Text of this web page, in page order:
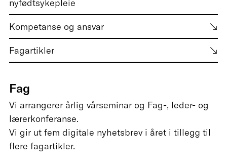
nyfødtsykepleie
Kompetanse og ansvar
Fagartikler
Fag
Vi arrangerer årlig vårseminar og Fag-, leder- og
lærerkonferanse.
Vi gir ut fem digitale nyhetsbrev i året i tillegg til
flere fagartikler.